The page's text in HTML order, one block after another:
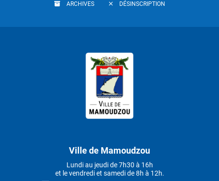
ARCHIVES DÉSINSCRIPTION
Ville de Mamoudzou
Lundi au jeudi de 7h30 à 16h
et le vendredi et samedi de 8h à 12h.